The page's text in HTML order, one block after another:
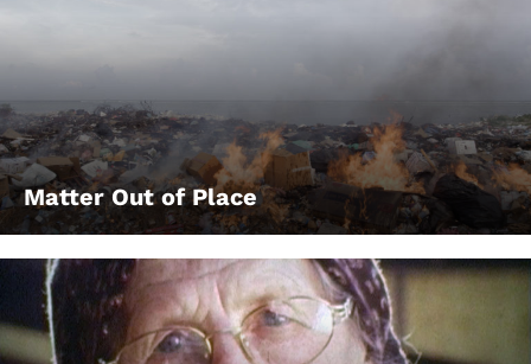
Matter Out of Place